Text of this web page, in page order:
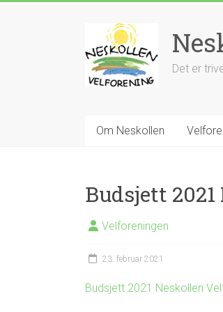
Det er
Om Neskollen
Budsjett
Velforeningen
23. februar 2021
Budsjett 2021 Neskollen